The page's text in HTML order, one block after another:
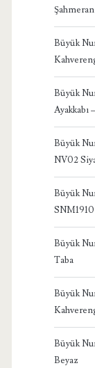
Şahmeran
Büyük
Büyük
Ayakkabı
Büyük
NV02
Büyük
Büyük
Taba
Büyük
Büyük
Beyaz